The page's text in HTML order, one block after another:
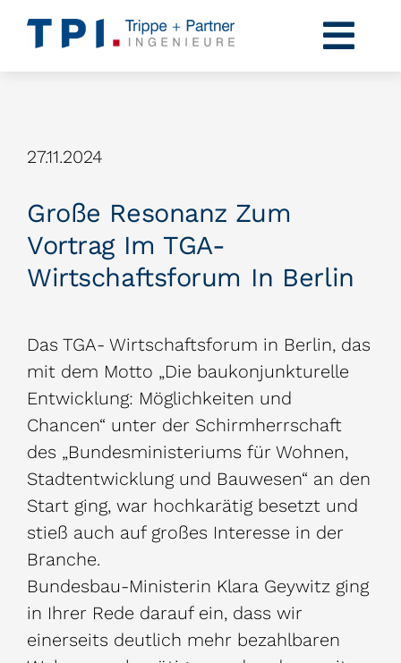
springen
Karriere
News
Kontakt
27.11.2024
Große Resonanz Zum
Vortrag Im TGA-
Wirtschaftsforum In Berlin
Das TGA- Wirtschaftsforum in Berlin, das
mit dem Motto „Die baukonjunkturelle
Entwicklung: Möglichkeiten und
Chancen“ unter der Schirmherrschaft
des „Bundesministeriums für Wohnen,
Stadtentwicklung und Bauwesen“ an den
Start ging, war hochkarätig besetzt und
stieß auch auf großes Interesse in der
Branche.
Bundesbau-Ministerin Klara Geywitz ging
in Ihrer Rede darauf ein, dass wir
einerseits deutlich mehr bezahlbaren